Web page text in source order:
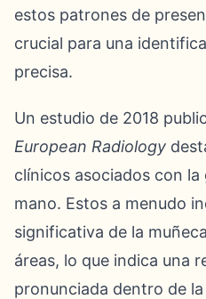
estos patrones de
crucial para una
precisa.
Un estudio de 2018
European Radiology
clínicos asociados con
mano. Estos a menudo
significativa de la
áreas, lo que indica una
pronunciada dentro de